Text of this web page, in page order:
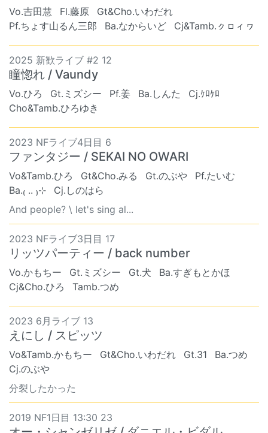
Vo.吉田慧 Fl.藤原
Gt&Cho.いわだれ
Pf.ちょす山るん三郎
Ba.なからいど Cj&Tamb.ㇰㇿィヮ
2025 新歓ライブ #2 12
瞳惚れ / Vaundy
Vo.ひろ Gt.ミズシー Pf.姜 Ba.しんた
Cj.ｹﾛｹﾛ
Cho&Tamb.ひろゆき
2023 NFライブ4日目 6
ファンタジー / SEKAI NO OWARI
Vo&Tamb.ひろ Gt&Cho.みる Gt.のぶや
Pf.たいむ
Ba.₍ .. ₎⊹
Cj.しのはら
And people? \ let's sing al...
2023 NFライブ3日目 17
リッツパーティー / back number
Vo.かもちー Gt.ミズシー Gt.犬
Ba.すぎもとかほ
Cj&Cho.ひろ
Tamb.つめ
2023 6月ライブ 13
えにし / スピッツ
Vo&Tamb.かもちー Gt&Cho.いわだれ Gt.31
Ba.つめ
Cj.のぶや
分裂したかった
2019 NF1日目 13:30 23